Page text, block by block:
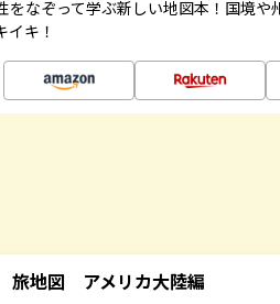
をなぞって学ぶ新しい地図本！国境
イキ！
旅地図 アメリカ大陸編